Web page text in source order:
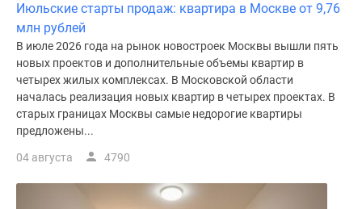
Июльские старты продаж: квартира в Москве от 9,76
млн рублей
В июле 2026 года на рынок новостроек Москвы вышли пять
новых проектов и дополнительные объемы квартир в
четырех жилых комплексах. В Московской области
началась реализация новых квартир в четырех проектах. В
старых границах Москвы самые недорогие квартиры
предложены...
04 августа 4790